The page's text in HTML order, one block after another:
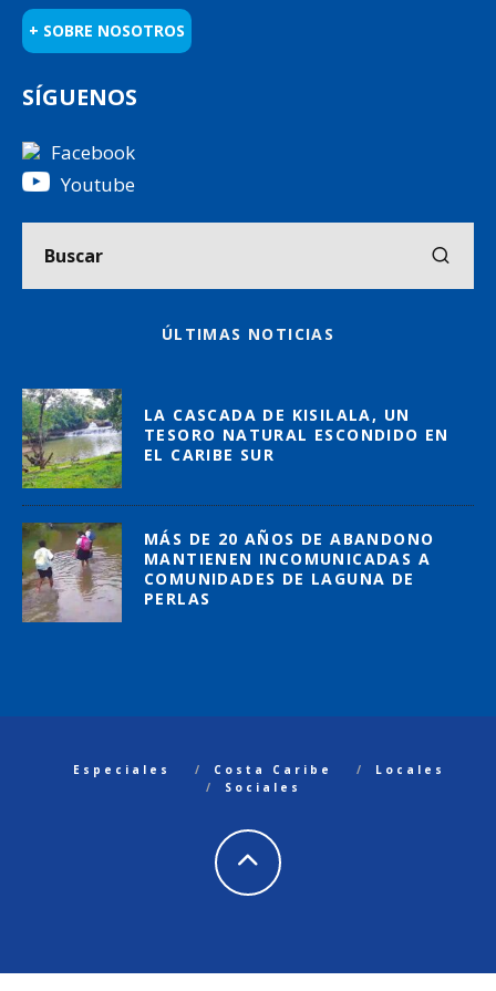
+ SOBRE NOSOTROS
SÍGUENOS
Facebook
Youtube
ÚLTIMAS NOTICIAS
LA CASCADA DE KISILALA, UN
TESORO NATURAL ESCONDIDO EN
EL CARIBE SUR
MÁS DE 20 AÑOS DE ABANDONO
MANTIENEN INCOMUNICADAS A
COMUNIDADES DE LAGUNA DE
PERLAS
Especiales Costa Caribe
Locales
Sociales